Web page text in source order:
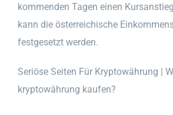
kommenden Tagen einen
kann die österreichische
festgesetzt werden.
Seriöse Seiten Für Kryptowährung |
kryptowährung kaufen?